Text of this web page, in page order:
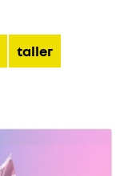
taller